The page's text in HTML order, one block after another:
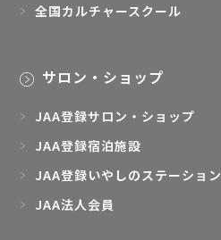
全国カルチャースクール
サロン・ショップ
JAA登録サロン・ショップ
JAA登録宿泊施設
JAA登録いやしのステーション
JAA法人会員